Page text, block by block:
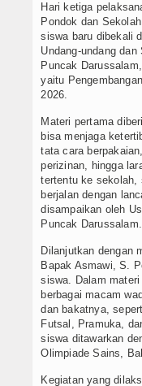
Contact
Hari ketiga
Pondok dan
siswa baru dibekali
Undang-undang
Puncak
yaitu
2026.
Materi pertama
bisa menjaga
tata cara
perizinan, hingga
tertentu ke sekolah,
berjalan dengan
disampaikan oleh
Puncak Darussalam.
Dilanjutkan dengan
Bapak Asmawi, S.
siswa. Dalam
berbagai macam
dan bakatnya,
Futsal, Pramuka,
siswa ditawarkan
Olimpiade Sains,
Kegiatan yang